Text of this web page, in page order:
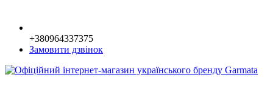
+380964337375
Замовити дзвінок